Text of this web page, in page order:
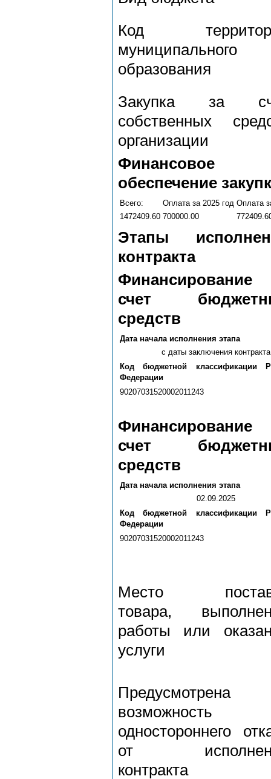
Код
муниципального
образования
Закупка за
собственных
организации
Финансовое
обеспечение
Всего: Оплата за 2025 год Оплата
1472409.60 700000.00
Этапы
контракта
Финансирование
счет
средств
Дата начала исполнения этапа
с даты заключения контракта
Код бюджетной классификации
Федерации
90207031520002011243
Финансирование
счет
средств
Дата начала исполнения этапа
02.09.2025
Код бюджетной классификации
Федерации
90207031520002011243
Место
товара,
работы или
услуги
Предусмотрена
возможность
одностороннего
от
контракта